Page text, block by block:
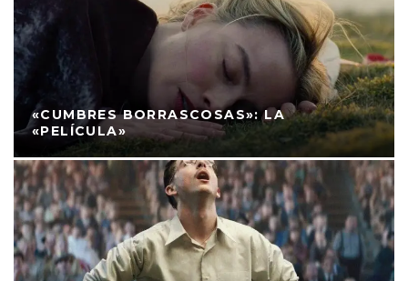
«CUMBRES BORRASCOSAS»: LA
«PELÍCULA»